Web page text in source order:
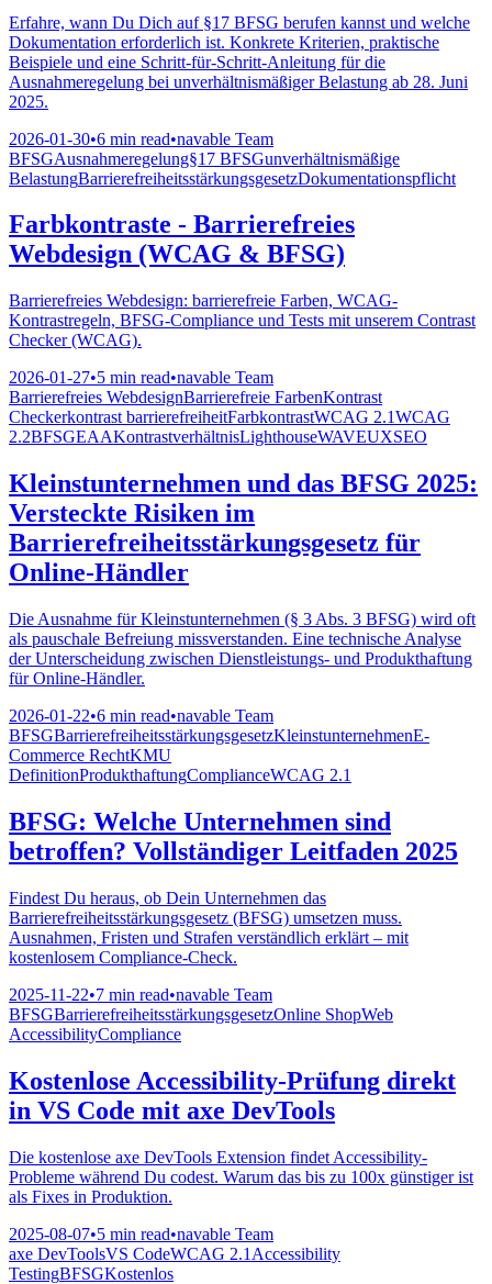
Erfahre, wann Du Dich auf §17 BFSG berufen kannst und welche
Dokumentation erforderlich ist. Konkrete Kriterien, praktische
Beispiele und eine Schritt-für-Schritt-Anleitung für die
Ausnahmeregelung bei unverhältnismäßiger Belastung ab 28. Juni
2025.
2026-01-30•6 min read•navable Team
BFSGAusnahmeregelung§17 BFSGunverhältnismäßige
BelastungBarrierefreiheitsstärkungsgesetzDokumentationspflicht
Farbkontraste - Barrierefreies
Webdesign (WCAG & BFSG)
Barrierefreies Webdesign: barrierefreie Farben, WCAG-
Kontrastregeln, BFSG-Compliance und Tests mit unserem Contrast
Checker (WCAG).
2026-01-27•5 min read•navable Team
Barrierefreies WebdesignBarrierefreie FarbenKontrast
Checkerkontrast barrierefreiheitFarbkontrastWCAG 2.1WCAG
2.2BFSGEAAKontrastverhältnisLighthouseWAVEUXSEO
Kleinstunternehmen und das BFSG 2025:
Versteckte Risiken im
Barrierefreiheitsstärkungsgesetz für
Online-Händler
Die Ausnahme für Kleinstunternehmen (§ 3 Abs. 3 BFSG) wird oft
als pauschale Befreiung missverstanden. Eine technische Analyse
der Unterscheidung zwischen Dienstleistungs- und Produkthaftung
für Online-Händler.
2026-01-22•6 min read•navable Team
BFSGBarrierefreiheitsstärkungsgesetzKleinstunternehmenE-
Commerce RechtKMU
DefinitionProdukthaftungComplianceWCAG 2.1
BFSG: Welche Unternehmen sind
betroffen? Vollständiger Leitfaden 2025
Findest Du heraus, ob Dein Unternehmen das
Barrierefreiheitsstärkungsgesetz (BFSG) umsetzen muss.
Ausnahmen, Fristen und Strafen verständlich erklärt – mit
kostenlosem Compliance-Check.
2025-11-22•7 min read•navable Team
BFSGBarrierefreiheitsstärkungsgesetzOnline ShopWeb
AccessibilityCompliance
Kostenlose Accessibility-Prüfung direkt
in VS Code mit axe DevTools
Die kostenlose axe DevTools Extension findet Accessibility-
Probleme während Du codest. Warum das bis zu 100x günstiger ist
als Fixes in Produktion.
2025-08-07•5 min read•navable Team
axe DevToolsVS CodeWCAG 2.1 Accessibility
TestingBFSGKostenlos